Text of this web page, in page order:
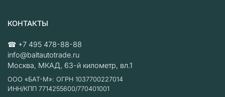
КОНТАКТЫ
☎ +7 495 478-88-88
info@baltautotrade.ru
Москва, МКАД, 63-й километр, вл.1
ООО «БАТ-М»: ОГРН 1037700227014
ИНН/КПП 7714255600/770401001